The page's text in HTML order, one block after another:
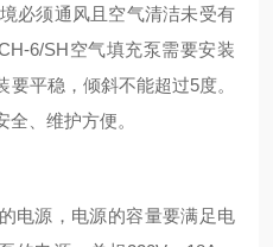
必须通风且空气清洁未受有
6/SH空气填充泵需要安装
平稳，倾斜不能超过5度。
、维护方便。
电源，电源的容量要满足电